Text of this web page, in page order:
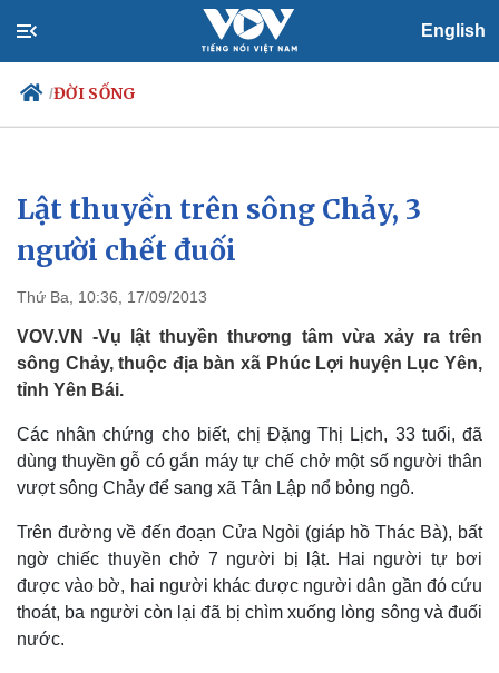
English
/ĐỜI SỐNG
Chính trị
Tổ chức nhân sự
Nhận diện sự thật
Xã hội
Việc làm
Biển đảo
Lật thuyền trên sông Chảy, 3
người chết đuối
Thứ Ba, 10:36, 17/09/2013
VOV.VN -Vụ lật thuyền thương tâm vừa xảy ra trên
sông Chảy, thuộc địa bàn xã Phúc Lợi huyện Lục Yên,
tỉnh Yên Bái.
Các nhân chứng cho biết, chị Đặng Thị Lịch, 33 tuổi, đã
dùng thuyền gỗ có gắn máy tự chế chở một số người thân
vượt sông Chảy để sang xã Tân Lập nổ bỏng ngô.
Trên đường về đến đoạn Cửa Ngòi (giáp hồ Thác Bà), bất
ngờ chiếc thuyền chở 7 người bị lật. Hai người tự bơi
được vào bờ, hai người khác được người dân gần đó cứu
thoát, ba người còn lại đã bị chìm xuống lòng sông và đuối
nước.